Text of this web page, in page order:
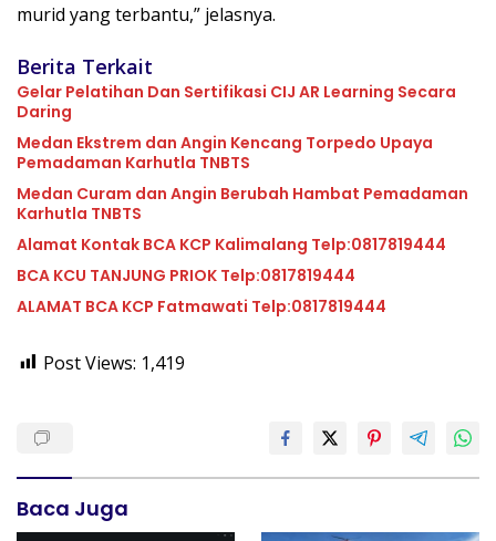
murid yang terbantu,” jelasnya.
Berita Terkait
Gelar Pelatihan Dan Sertifikasi CIJ AR Learning Secara
Daring
Medan Ekstrem dan Angin Kencang Torpedo Upaya
Pemadaman Karhutla TNBTS
Medan Curam dan Angin Berubah Hambat Pemadaman
Karhutla TNBTS
Alamat Kontak BCA KCP Kalimalang Telp:0817819444
BCA KCU TANJUNG PRIOK Telp:0817819444
ALAMAT BCA KCP Fatmawati Telp:0817819444
Post Views: 1,419
Baca Juga